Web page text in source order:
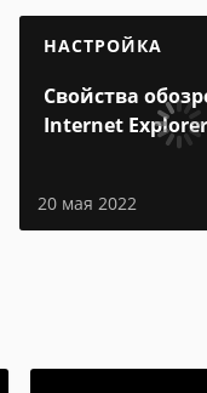
НАСТРОЙКА
Свойства
Internet
20 мая 2022